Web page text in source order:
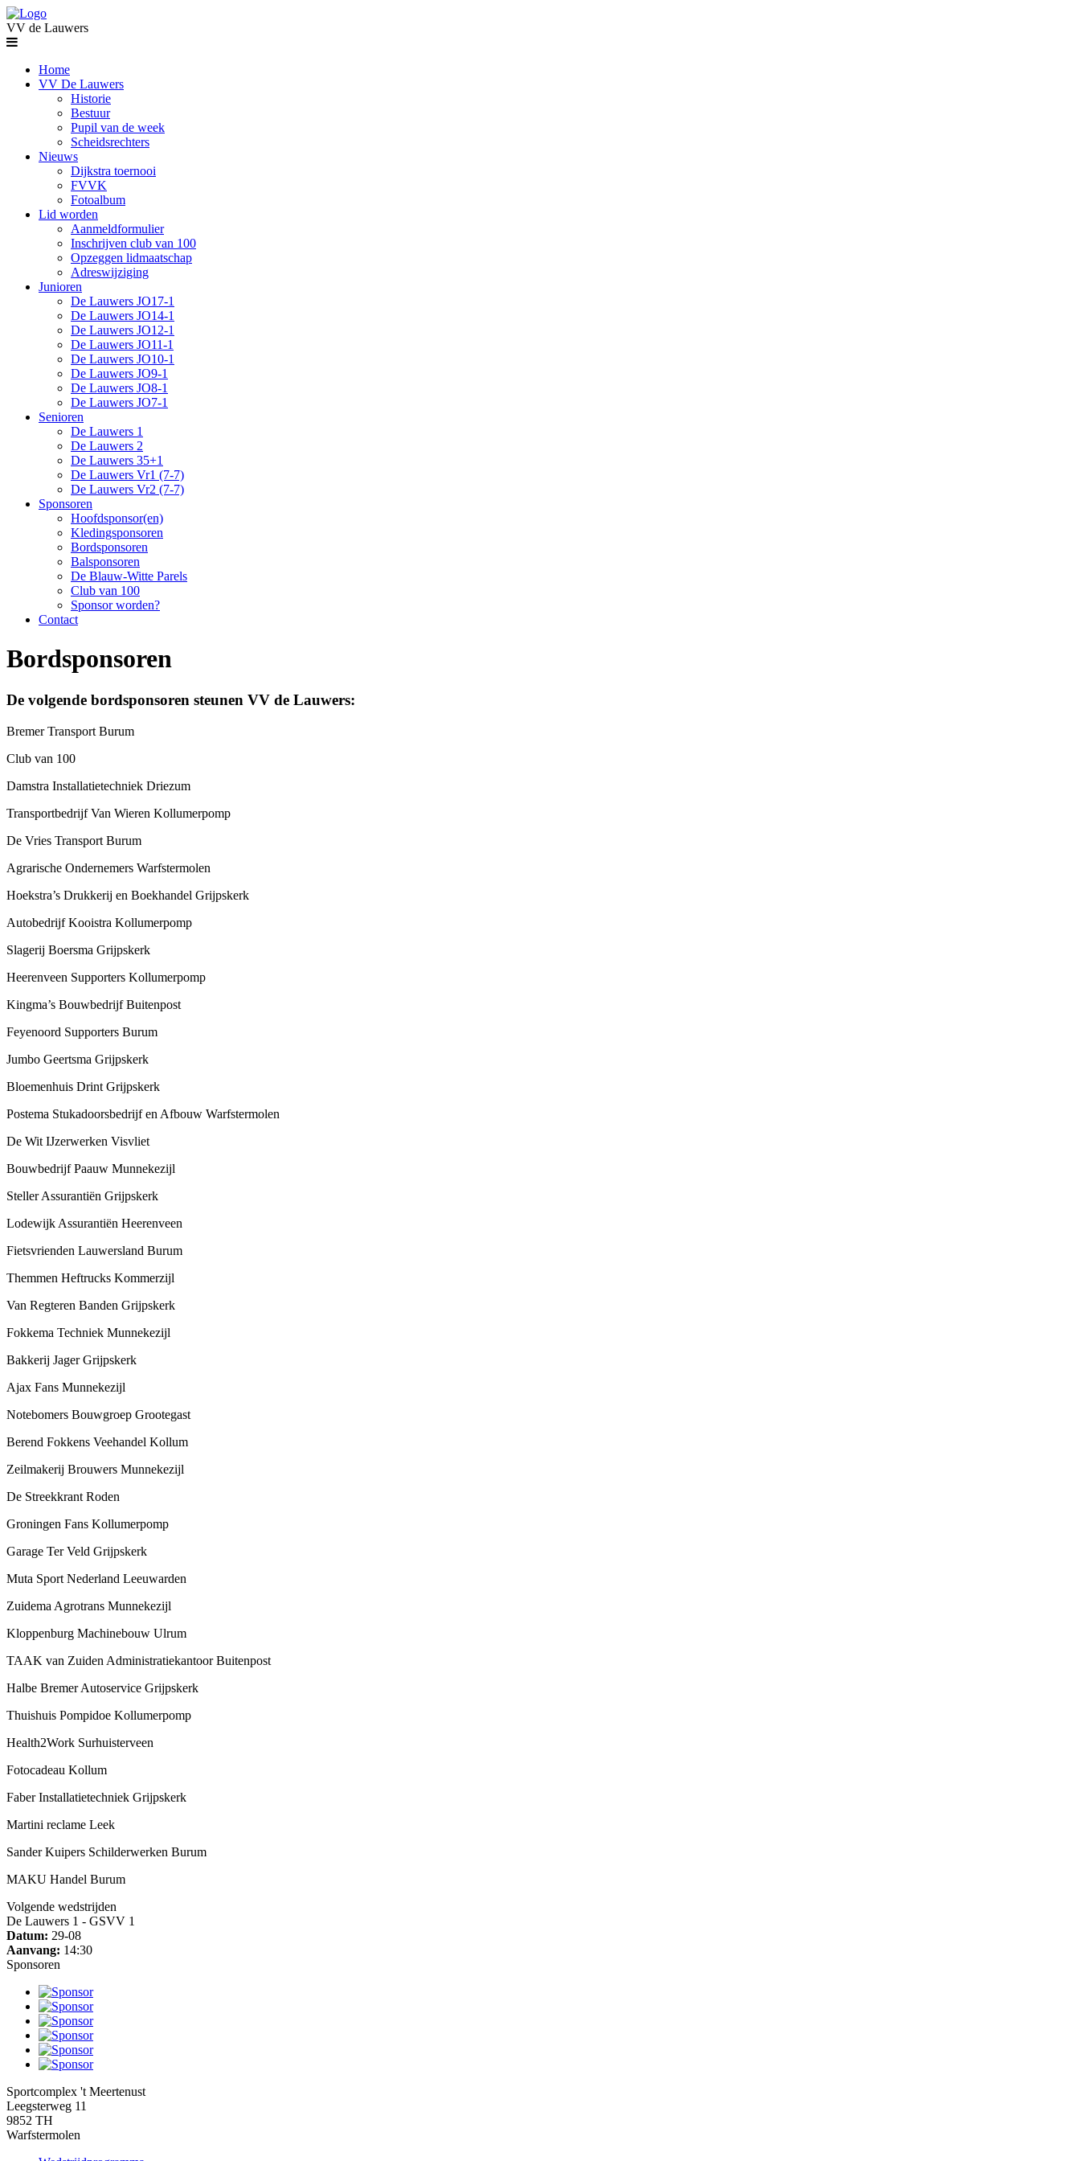
VV de Lauwers
Home
VV De Lauwers
Historie
Bestuur
Pupil van de week
Scheidsrechters
Nieuws
Dijkstra toernooi
FVVK
Fotoalbum
Lid worden
Aanmeldformulier
Inschrijven club van 100
Opzeggen lidmaatschap
Adreswijziging
Junioren
De Lauwers JO17-1
De Lauwers JO14-1
De Lauwers JO12-1
De Lauwers JO11-1
De Lauwers JO10-1
De Lauwers JO9-1
De Lauwers JO8-1
De Lauwers JO7-1
Senioren
De Lauwers 1
De Lauwers 2
De Lauwers 35+1
De Lauwers Vr1 (7-7)
De Lauwers Vr2 (7-7)
Sponsoren
Hoofdsponsor(en)
Kledingsponsoren
Bordsponsoren
Balsponsoren
De Blauw-Witte Parels
Club van 100
Sponsor worden?
Contact
Bordsponsoren
De volgende bordsponsoren steunen VV de Lauwers:
Bremer Transport Burum
Club van 100
Damstra Installatietechniek Driezum
Transportbedrijf Van Wieren Kollumerpomp
De Vries Transport Burum
Agrarische Ondernemers Warfstermolen
Hoekstra’s Drukkerij en Boekhandel Grijpskerk
Autobedrijf Kooistra Kollumerpomp
Slagerij Boersma Grijpskerk
Heerenveen Supporters Kollumerpomp
Kingma’s Bouwbedrijf Buitenpost
Feyenoord Supporters Burum
Jumbo Geertsma Grijpskerk
Bloemenhuis Drint Grijpskerk
Postema Stukadoorsbedrijf en Afbouw Warfstermolen
De Wit IJzerwerken Visvliet
Bouwbedrijf Paauw Munnekezijl
Steller Assurantiën Grijpskerk
Lodewijk Assurantiën Heerenveen
Fietsvrienden Lauwersland Burum
Themmen Heftrucks Kommerzijl
Van Regteren Banden Grijpskerk
Fokkema Techniek Munnekezijl
Bakkerij Jager Grijpskerk
Ajax Fans Munnekezijl
Notebomers Bouwgroep Grootegast
Berend Fokkens Veehandel Kollum
Zeilmakerij Brouwers Munnekezijl
De Streekkrant Roden
Groningen Fans Kollumerpomp
Garage Ter Veld Grijpskerk
Muta Sport Nederland Leeuwarden
Zuidema Agrotrans Munnekezijl
Kloppenburg Machinebouw Ulrum
TAAK van Zuiden Administratiekantoor Buitenpost
Halbe Bremer Autoservice Grijpskerk
Thuishuis Pompidoe Kollumerpomp
Health2Work Surhuisterveen
Fotocadeau Kollum
Faber Installatietechniek Grijpskerk
Martini reclame Leek
Sander Kuipers Schilderwerken Burum
MAKU Handel Burum
Volgende wedstrijden
De Lauwers 1 - GSVV 1
Datum: 29-08
Aanvang: 14:30
Sponsoren
Sportcomplex 't Meertenust
Leegsterweg 11
9852 TH
Warfstermolen